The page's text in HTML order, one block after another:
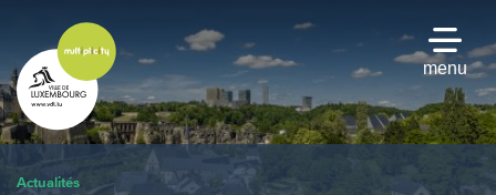
contenu
principal
menu
Actualités